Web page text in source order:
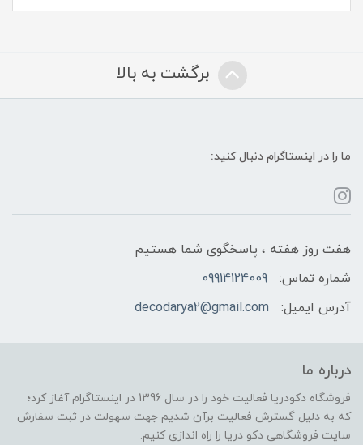
برگشت به بالا
ما را در اینستاگرام دنبال کنید:
هفت روز هفته ، پاسخگوی شما هستیم
شماره تماس:
09914124009
آدرس ایمیل:
decodarya2@gmail.com
درباره ما
فروشگاه دکودریا فعالیت خود را در سال 1396 در اینستاگرام آغاز کرد؛
که به دلیل گسترش فعالیت برآن شدیم جهت سهولت در ثبت سفارش
سایت فروشگاهی دکو دریا را راه اندازی کنیم.